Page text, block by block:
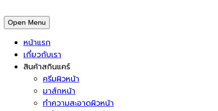
Open Menu
หน้าแรก
เกี่ยวกับเรา
สินค้าสกินแคร์
ครีมผิวหน้า
มาส์กหน้า
ทำความสะอาดผิวหน้า